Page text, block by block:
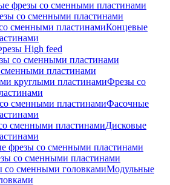
со сменными пластинами
Концевые
High feed
пластинами
Фрезы со
Фасочные
Дисковые
со сменными пластинами
Модульные